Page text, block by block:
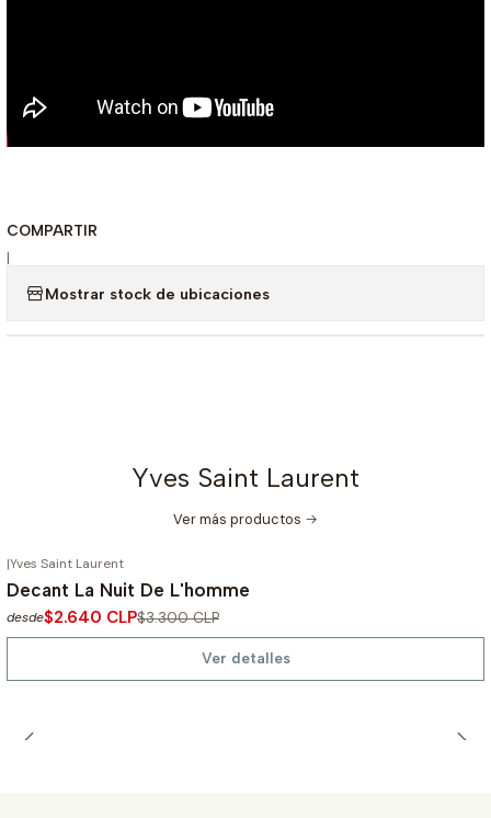
COMPARTIR
|
Mostrar stock de ubicaciones
Yves Saint Laurent
Ver más productos
No disponible
|Yves Saint Laurent
Decant La Nuit De L'homme
desde$2.640 CLP$3.300 CLP
Ver detalles